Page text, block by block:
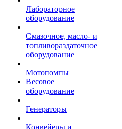
Лабораторное
оборудование
Смазочное, масло- и
топливораздаточное
оборудование
Мотопомпы
Весовое
оборудование
Генераторы
Конвейеры и